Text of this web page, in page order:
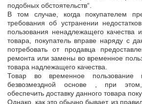
подобных обстоятельств“.
В том случае, когда покупателем
требования об устранении
пользования ненадлежащего качества
товара, покупатель вправе наряду с
потребовать от продавца
ремонта или замены во временное
товара надлежащего качества.
Товар во временное пользование
безвозмездной основе , при
обеспечить доставку данного товара
Однако, как это обычно бывает, из